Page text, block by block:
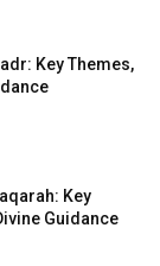
Key Themes,
Key
Guidance